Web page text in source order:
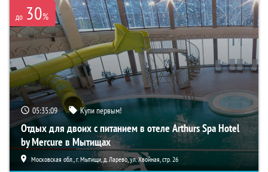
до 30%
05:35:08 Купи первым!
Отдых для двоих с питанием в отеле Arthurs Spa Hotel
by Mercure в Мытищах
Московская обл., г. Мытищи, д. Ларево, ул. Хвойная, стр. 26